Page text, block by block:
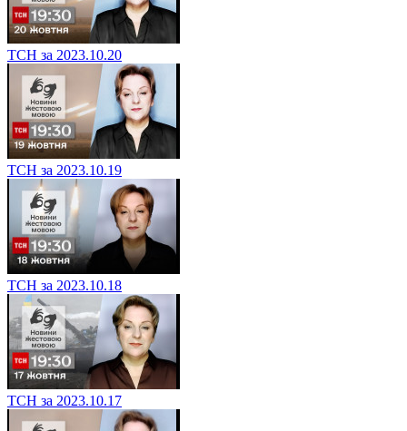
ТСН за 2023.10.20
ТСН за 2023.10.19
ТСН за 2023.10.18
ТСН за 2023.10.17